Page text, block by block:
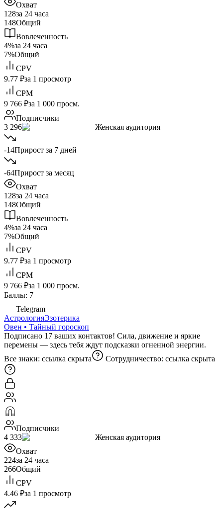
Охват
128за 24 часа
148Общий
Вовлеченность
4%за 24 часа
7%Общий
CPV
9.77 ₽за 1 просмотр
CPM
9 766 ₽за 1 000 просм.
Подписчики
3 296
Женская аудитория
-14Прирост за 7 дней
-64Прирост за месяц
Охват
128за 24 часа
148Общий
Вовлеченность
4%за 24 часа
7%Общий
CPV
9.77 ₽за 1 просмотр
CPM
9 766 ₽за 1 000 просм.
Баллы: 7
Telegram
АстрологияЭзотерика
Овен • Тайный гороскоп
Подписано 17 ваших контактов! Сила, движение и яркие
перемены — здесь тебя ждут подсказки огненной энергии.
Все знаки: ссылка скрыта Сотрудничество: ссылка скрыта
Подписчики
4 333
Женская аудитория
Охват
224за 24 часа
266Общий
CPV
4.46 ₽за 1 просмотр